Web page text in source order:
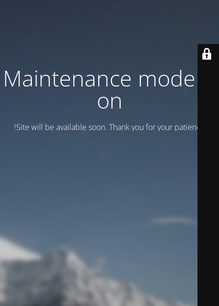
Maintenance mode is
on
Site will be available soon. Thank you for your patience!